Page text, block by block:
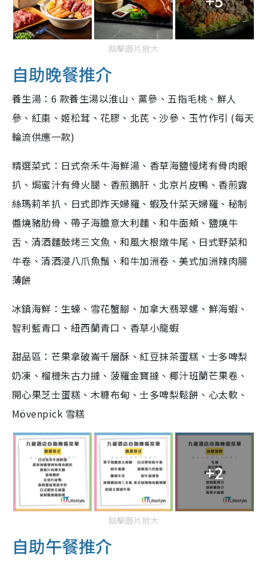
點擊圖片放大
自助晚餐推介
養生湯：6 款養生湯以淮山、黨參、五指毛桃、鮮人
參、紅棗、姬松茸、花膠、北芪、沙參、玉竹作引 (每天
輪流供應一款)
精選菜式：日式奈禾牛海鮮湯、香草海鹽慢烤有骨肉眼
扒、焗蜜汁有骨火腿、香煎鵝肝、北京片皮鴨、香煎露
絲瑪莉羊扒、日式即炸天婦羅、蝦及什菜天婦羅、秘制
醬燒豬肋骨、帶子海膽意大利麵、和牛面頰、鹽燒牛
舌、清酒麵鼓烤三文魚、和風大根燉牛尾、日式野菜和
牛卷、清酒浸八爪魚鬚、和牛加洲卷、美式加洲辣肉腸
薄餅
冰鎮海鮮：生蠔、雪花蟹腳、加拿大翡翠螺、鮮海蝦、
智利藍青口、紐西蘭青口、香草小龍蝦
甜品區：芒果拿破崙千層酥、紅豆抹茶蛋糕、士多啤梨
奶凍、榴槤朱古力撻、菠羅金寶撻、椰汁班蘭芒果卷、
開心果芝士蛋糕、木糠布甸、士多啤梨鬆餅、心太軟、
Mövenpick 雪糕
+2
點擊圖片放大
自助午餐推介